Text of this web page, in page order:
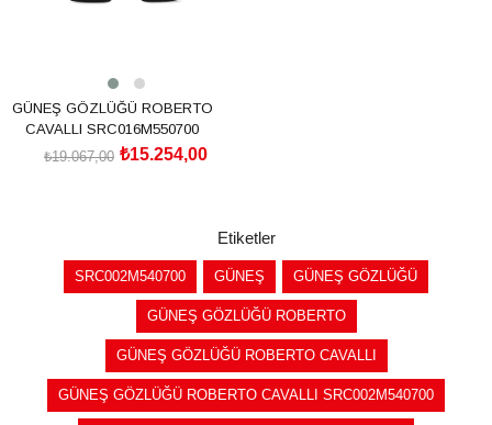
GÜNEŞ GÖZLÜĞÜ ROBERTO
CAVALLI SRC016M550700
₺15.254,00
₺19.067,00
Etiketler
SRC002M540700 GÜNEŞ GÜNEŞ GÖZLÜĞÜ
GÜNEŞ GÖZLÜĞÜ ROBERTO
GÜNEŞ GÖZLÜĞÜ ROBERTO CAVALLI
GÜNEŞ GÖZLÜĞÜ ROBERTO CAVALLI SRC002M540700